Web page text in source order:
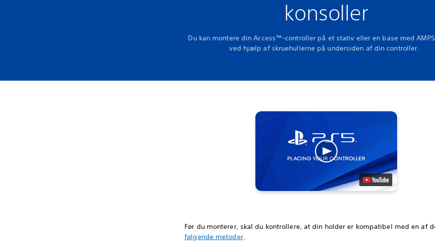
konsoller
Du kan montere din Access™-controller på et stativ eller en base med
ved hjælp af skruehullerne på undersiden af din controller.
Før du monterer, skal du kontrollere, at din holder er kompatibel med en af
følgende metoder.